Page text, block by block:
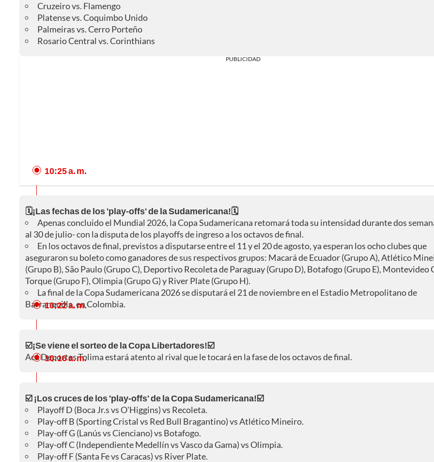
Cruzeiro vs. Flamengo
Platense vs. Coquimbo Unido
Palmeiras vs. Cerro Porteño
Rosario Central vs. Corinthians
PUBLICIDAD
10:25 a. m.
🗓️¡Las fechas de los 'play-offs' de la Sudamericana!🗓️
Apenas concluido el Mundial 2026, la Copa Sudamericana retomará toda su intensidad durante dos
al 30 de julio- con la disputa de los playoffs de ingreso a los octavos de final.
En los octavos de final, previstos a disputarse entre el 11 y el 20 de agosto, ya esperan los ocho clubes que
aseguraron su boleto como ganadores de sus respectivos grupos: Macará de Ecuador (Grupo A), Atlético
(Grupo B), São Paulo (Grupo C), Deportivo Recoleta de Paraguay (Grupo D), Botafogo (Grupo E), Montevideo
Torque (Grupo F), Olimpia (Grupo G) y River Plate (Grupo H).
La final de la Copa Sudamericana 2026 se disputará el 21 de noviembre en el Estadio Metropolitano de
Barranquilla, en Colombia.
10:22 a. m.
☑️¡Se viene el sorteo de la Copa Libertadores!☑️
Acá Deportes Tolima estará atento al rival que le tocará en la fase de los octavos de final.
10:16 a. m.
☑️ ¡Los cruces de los 'play-offs' de la Copa Sudamericana!☑️
Playoff D (Boca Jr.s vs O'Higgins) vs Recoleta.
Play-off B (Sporting Cristal vs Red Bull Bragantino) vs Atlético Mineiro.
Play-off G (Lanús vs Cienciano) vs Botafogo.
Play-off C (Independiente Medellín vs Vasco da Gama) vs Olimpia.
Play-off F (Santa Fe vs Caracas) vs River Plate.